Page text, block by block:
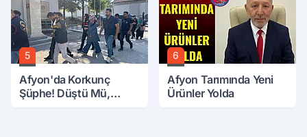
5
Afyon'da Korkunç
Şüphe! Düştü Mü,
6
Afyon Tarımında Yeni
Ürünler Yolda